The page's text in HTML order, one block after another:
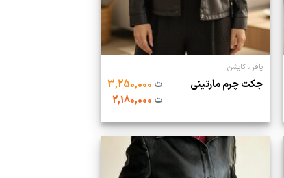
پافر ، کاپشن
جکت چرم مارتینی ت3,250,000
ت